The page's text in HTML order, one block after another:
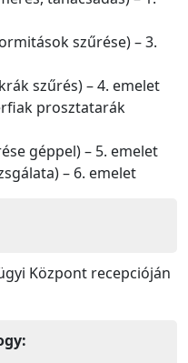
szűrése) – 3.
szűrés) – 4. emelet
prosztatarák
géppel) – 5. emelet
– 6. emelet
Központ recepcióján